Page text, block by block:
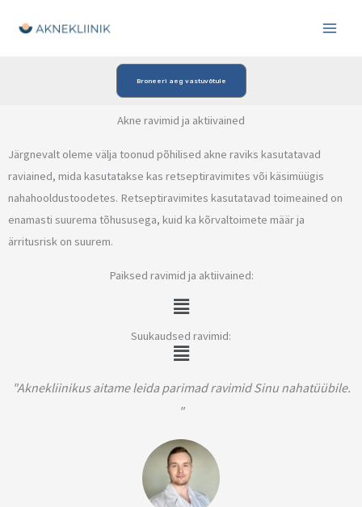
Broneeri aeg vastuvõtule
Akne ravimid ja aktiivained
Järgnevalt oleme välja toonud põhilised akne raviks kasutatavad
raviained, mida kasutatakse kas retseptiravimites või käsimüügis
nahahooldustoodetes. Retseptiravimites kasutatavad toimeained on
enamasti suurema tõhususega, kuid ka kõrvaltoimete määr ja
ärritusrisk on suurem.
Paiksed ravimid ja aktiivained:
Menu
Suukaudsed ravimid:
Menu
"Aknekliinikus aitame leida parimad ravimid Sinu nahatüübile.
"